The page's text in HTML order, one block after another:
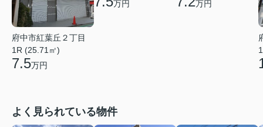
府中市紅葉丘２丁目
1R (25.71㎡)
7.5万円
万円 万円
よく見られている物件